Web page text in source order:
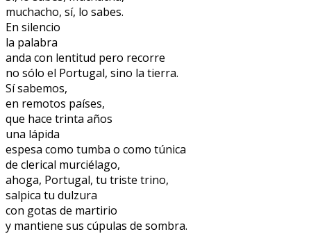
muchacho, sí, lo sabes.
En silencio
la palabra
anda con lentitud pero recorre
no sólo el Portugal, sino la tierra.
Sí sabemos,
en remotos países,
que hace trinta años
una lápida
espesa como tumba o como túnica
de clerical murciélago,
ahoga, Portugal, tu triste trino,
salpica tu dulzura
con gotas de martirio
y mantiene sus cúpulas de sombra.